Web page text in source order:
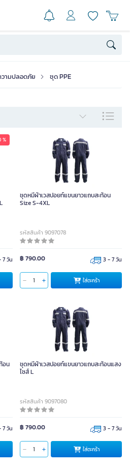
ามปลอดภัย ชุด PPE
%
7 วัน
ชุดหมีผ้าเวสปอยท์แขนยาวแถบสะท้อน
Size S-4XL
รหัสสินค้า 9097078
฿ 790.00 3 - 7 วัน
ใส่ตะกร้า
อน
7 วัน
ชุดหมีผ้าเวสปอยท์แขนยาวแถบสะท้อนแสง
ไซส์ L
รหัสสินค้า 9097080
฿ 790.00 3 - 7 วัน
ใส่ตะกร้า